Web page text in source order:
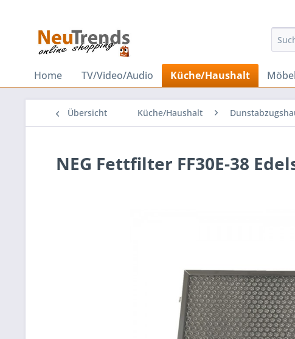
Home TV/Video/Audio Küche/Haushalt
Übersicht Küche/Haushalt
NEG Fettfilter FF30E-38